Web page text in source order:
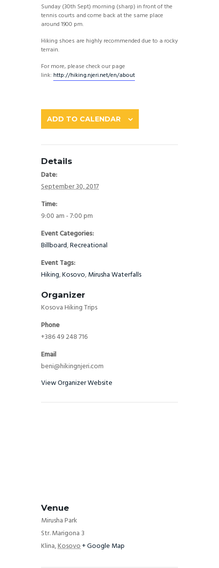
Sunday (30th Sept) morning (sharp) in front of the
tennis courts and come back at the same place
around 1900 pm.
Hiking shoes are highly recommended due to a rocky
terrain.
For more, please check our page
link: http://hiking.njeri.net/en/about
ADD TO CALENDAR
Details
Date:
September 30, 2017
Time:
9:00 am - 7:00 pm
Event Categories:
Billboard,Recreational
Event Tags:
Hiking,Kosovo,Mirusha Waterfalls
Organizer
Kosova Hiking Trips
Phone
+386 49 248 716
Email
beni@hikingnjeri.com
View Organizer Website
Venue
Mirusha Park
Str. Marigona 3
Klina,Kosovo+ Google Map